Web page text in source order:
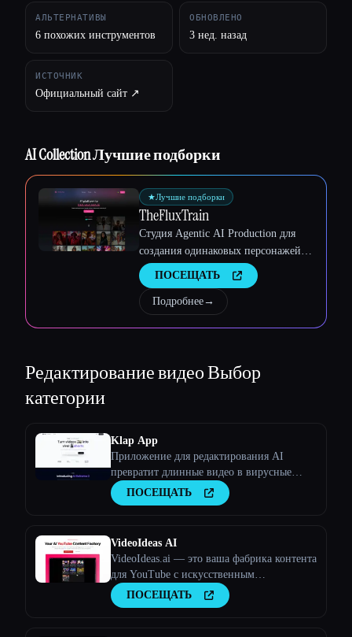
АЛЬТЕРНАТИВЫ
6 похожих инструментов
ОБНОВЛЕНО
3 нед. назад
ИСТОЧНИК
Официальный сайт ↗︎
AI Collection Лучшие подборки
★Лучшие подборки
TheFluxTrain
Студия Agentic AI Production для
создания одинаковых персонажей,
рабочих процессов и видео
ПОСЕЩАТЬ
Подробнее→
Редактирование видеоВыбор
категории
Klap App
Приложение для редактирования AI
превратит длинные видео в вирусные
клипыПОСЕЩАТЬ
VideoIdeas AI
VideoIdeas.ai — это ваша фабрика контента
для YouTube с искусственным
интеллектом. Создавайте полезные для
вирусов сценарии, свежие идеи для видео
ПОСЕЩАТЬ